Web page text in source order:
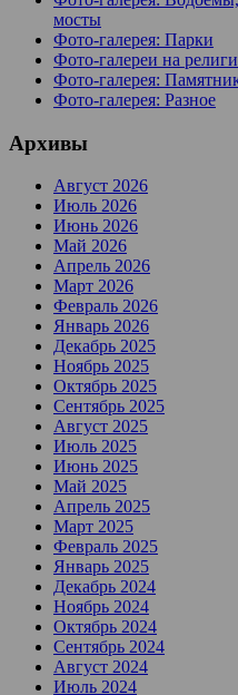
мосты
Фото-галерея: Парки
Фото-галереи на
Фото-галерея:
Фото-галерея: Разное
Архивы
Август 2026
Июль 2026
Июнь 2026
Май 2026
Апрель 2026
Март 2026
Февраль 2026
Январь 2026
Декабрь 2025
Ноябрь 2025
Октябрь 2025
Сентябрь 2025
Август 2025
Июль 2025
Июнь 2025
Май 2025
Апрель 2025
Март 2025
Февраль 2025
Январь 2025
Декабрь 2024
Ноябрь 2024
Октябрь 2024
Сентябрь 2024
Август 2024
Июль 2024